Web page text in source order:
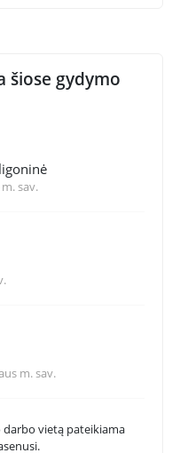
šiose gydymo
sav.
m. sav.
vietą pateikiama